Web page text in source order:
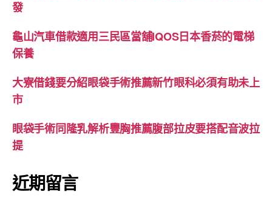
發
龜山汽車借款適用三民區當舖IQOS日本香菸的電梯
保養
大寮借錢要分紹眼袋手術推薦新竹眼科必須有助未上
市
眼袋手術同隆乳解析豐胸推薦腹部拉皮要搭配音波拉
提
近期留言